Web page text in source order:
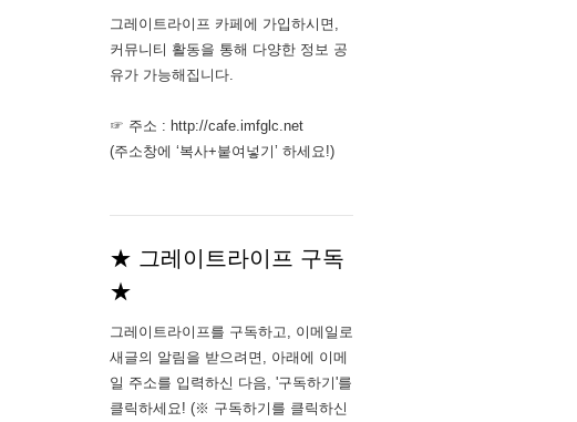
그레이트라이프 카페에 가입하시면,
커뮤니티 활동을 통해 다양한 정보 공
유가 가능해집니다.
☞ 주소 : http://cafe.imfglc.net
(주소창에 ‘복사+붙여넣기’ 하세요!)
★ 그레이트라이프 구독
★
그레이트라이프를 구독하고, 이메일로
새글의 알림을 받으려면, 아래에 이메
일 주소를 입력하신 다음, '구독하기'를
클릭하세요! (※ 구독하기를 클릭하신